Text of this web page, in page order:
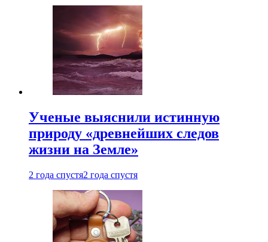
Ученые выяснили истинную
природу «древнейших следов
жизни на Земле»
2 года спустя2 года спустя